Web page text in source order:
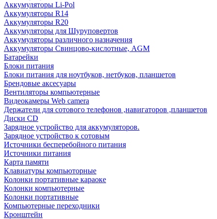
Аккумуляторы Li-Pol
Аккумуляторы R14
Аккумуляторы R20
Аккумуляторы для Шуруповертов
Аккумуляторы различного назначения
Аккумуляторы Свинцово-кислотные, AGM
Батарейки
Блоки питания
Блоки питания для ноутбуков, нетбуков, планшетов
Брендовые аксесуары
Вентиляторы компьютерные
Видеокамеры Web camera
Держатели для сотового телефонов ,навигаторов ,планшетов
Диски CD
Зарядное устройство для аккумуляторов.
Зарядное устройство к сотовым
Источники бесперебойного питания
Источники питания
Карта памяти
Клавиатуры компьюторные
Колонки портативные караоке
Колонки компьютерные
Колонки портативные
Компьютерные переходники
Кронштейн